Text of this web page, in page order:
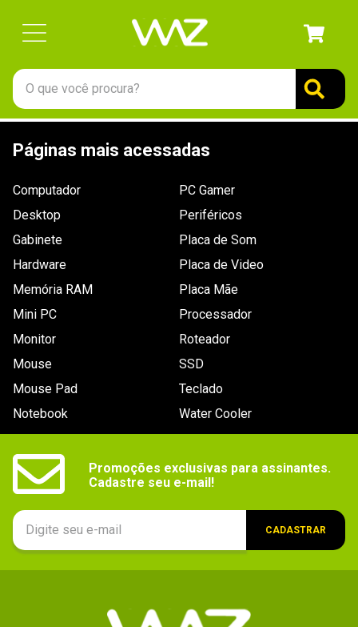
O que você procura?
Páginas mais acessadas
Computador
Desktop
Gabinete
Hardware
Memória RAM
Mini PC
Monitor
Mouse
Mouse Pad
Notebook
PC Gamer
Periféricos
Placa de Som
Placa de Video
Placa Mãe
Processador
Roteador
SSD
Teclado
Water Cooler
Promoções exclusivas para assinantes.
Cadastre seu e-mail!
CADASTRAR
1º
gabinete
teclado
ssd
openbox
mouse
jonsbo
fractal